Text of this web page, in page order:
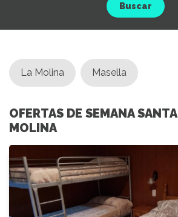
Buscar
La Molina Masella
OFERTAS DE SEMANA
MOLINA